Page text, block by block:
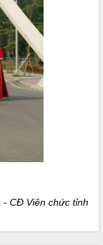
- CĐ Viên chức tỉnh